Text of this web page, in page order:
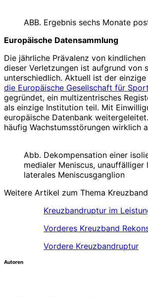
ABB. Ergebnis sechs Monate
Europäische Datensammlung
Die jährliche Prävalenz von
dieser Verletzungen ist aufgrund von
unterschiedlich. Aktuell ist der
die Euro­päische Gesellschaft für
gegründet, ein multizentrisches
als einzige Institution teil. Mit
europäische Datenbank
häufig Wachstumsstörungen wirklich
Abb. Dekompensation einer
medialer Meniscus,
laterales Meniscusganglion
Weitere Artikel zum Thema
Kreuzbandruptur im
Vorderes Kreuzband
Vordere Kreuzbandruptur
Autoren